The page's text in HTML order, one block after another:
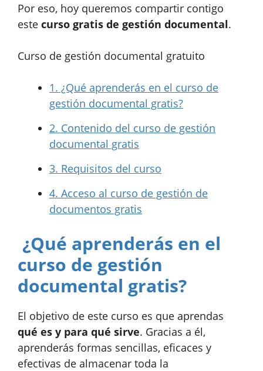
Por eso, hoy queremos compartir contigo
este curso gratis de gestión documental.
Curso de gestión documental gratuito
1. ¿Qué aprenderás en el curso de
gestión documental gratis?
2. Contenido del curso de gestión
documental gratis
3. Requisitos del curso
4. Acceso al curso de gestión de
documentos gratis
¿Qué aprenderás en el
curso de gestión
documental gratis?
El objetivo de este curso es que aprendas
qué es y para qué sirve. Gracias a él,
aprenderás formas sencillas, eficaces y
efectivas de almacenar toda la